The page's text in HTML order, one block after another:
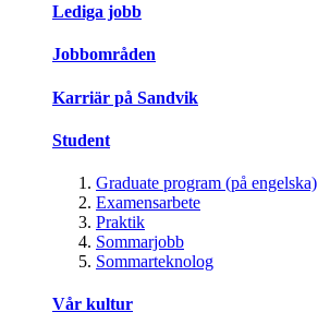
Lediga jobb
Jobbområden
Karriär på Sandvik
Student
Graduate program (på engelska)
Examensarbete
Praktik
Sommarjobb
Sommarteknolog
Vår kultur